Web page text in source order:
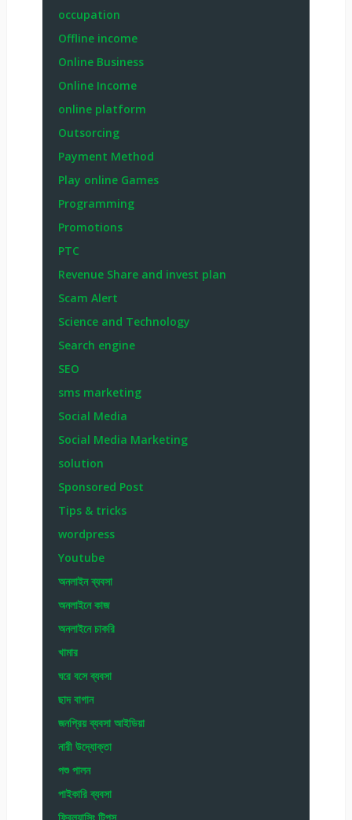
occupation
Offline income
Online Business
Online Income
online platform
Outsorcing
Payment Method
Play online Games
Programming
Promotions
PTC
Revenue Share and invest plan
Scam Alert
Science and Technology
Search engine
SEO
sms marketing
Social Media
Social Media Marketing
solution
Sponsored Post
Tips & tricks
wordpress
Youtube
অনলাইন ব্যবসা
অনলাইনে কাজ
অনলাইনে চাকরি
খামার
ঘরে বসে ব্যবসা
ছাদ বাগান
জনপ্রিয় ব্যবসা আইডিয়া
নারী উদ্যোক্তা
পশু পালন
পাইকারি ব্যবসা